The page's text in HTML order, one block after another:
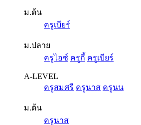
ม.ต้น
ครูเบียร์
ม.ปลาย
ครูไอซ์ ครูกี้ ครูเบียร์
A-LEVEL
ครูสมศรี ครูนาส ครูนน
ม.ต้น
ครูนาส